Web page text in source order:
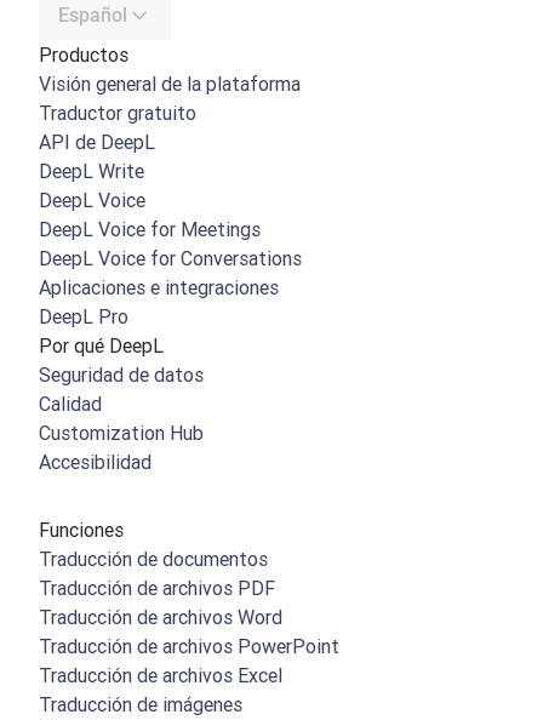
Español
Productos
Visión general de la plataforma
Traductor gratuito
API de DeepL
DeepL Write
DeepL Voice
DeepL Voice for Meetings
DeepL Voice for Conversations
Aplicaciones e integraciones
DeepL Pro
Por qué DeepL
Seguridad de datos
Calidad
Customization Hub
Accesibilidad
Funciones
Traducción de documentos
Traducción de archivos PDF
Traducción de archivos Word
Traducción de archivos PowerPoint
Traducción de archivos Excel
Traducción de imágenes